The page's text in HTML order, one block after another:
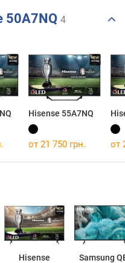
50A7NQ 4
Hisense 55A7NQ
от 21 750 грн. от
Hisense
Samsung